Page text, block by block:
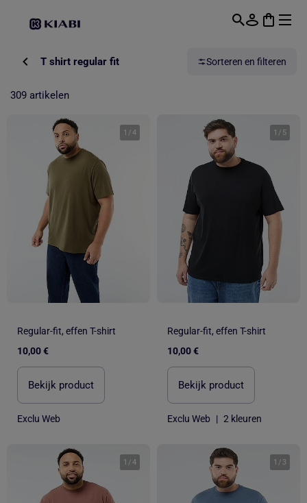
T shirt regular fit Sorteren en filteren
309 artikelen
1 /4
Regular-fit, effen T-shirt
10,00 €
Bekijk product
Exclu Web
1 / 5
Regular-fit, effen T-shirt
10,00 €
Bekijk product
Exclu Web | 2 kleuren
1 /4 1 / 3